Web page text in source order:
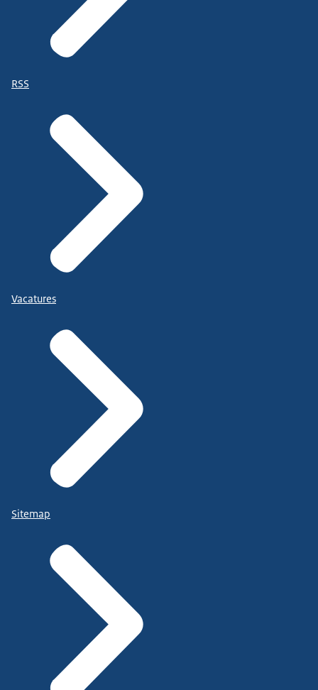
RSS
Vacatures
Sitemap